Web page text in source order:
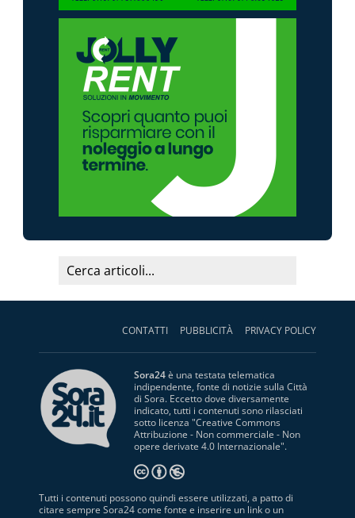
CONTATTI PUBBLICITÀ PRIVACY POLICY
Sora24è una testata telematica
indipendente, fonte di notizie sulla Città
di Sora. Eccetto dove diversamente
indicato, tutti i contenuti sono rilasciati
sotto licenza "Creative Commons
Attribuzione - Non commerciale - Non
opere derivate 4.0 Internazionale".
Tutti i contenuti possono quindi essere utilizzati, a patto di
citare sempre Sora24 come fonte e inserire un link o un